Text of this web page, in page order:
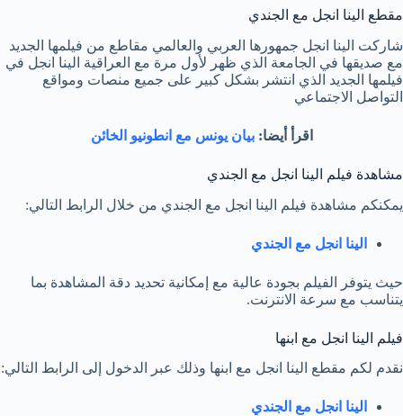
مقطع الينا انجل مع الجندي
شاركت الينا انجل جمهورها العربي والعالمي مقاطع من فيلمها الجديد
مع صديقها في الجامعة الذي ظهر لأول مرة مع العراقية الينا انجل في
فيلمها الجديد الذي انتشر بشكل كبير على جميع منصات ومواقع
التواصل الاجتماعي
اقرأ أيضا:بيان يونس مع انطونيو الخائن
مشاهدة فيلم الينا انجل مع الجندي
يمكنكم مشاهدة فيلم الينا انجل مع الجندي من خلال الرابط التالي:
الينا انجل مع الجندي
حيث يتوفر الفيلم بجودة عالية مع إمكانية تحديد دقة المشاهدة بما
يتناسب مع سرعة الانترنت.
فيلم الينا انجل مع ابنها
نقدم لكم مقطع الينا انجل مع ابنها وذلك عبر الدخول إلى الرابط التالي:
الينا انجل مع الجندي